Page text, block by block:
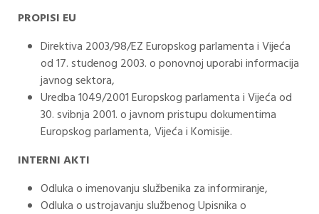
PROPISI EU
Direktiva 2003/98/EZ Europskog parlamenta i Vijeća
od 17. studenog 2003. o ponovnoj uporabi informacija
javnog sektora,
Uredba 1049/2001 Europskog parlamenta i Vijeća od
30. svibnja 2001. o javnom pristupu dokumentima
Europskog parlamenta, Vijeća i Komisije.
INTERNI AKTI
Odluka o imenovanju službenika za informiranje,
Odluka o ustrojavanju službenog Upisnika o